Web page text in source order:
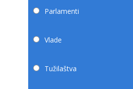
Parlamenti
Vlade
Tužilaštva